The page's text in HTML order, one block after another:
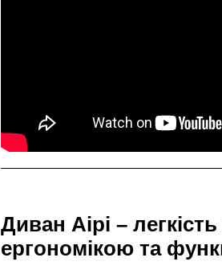
Диван Аірі –
ергономікою та